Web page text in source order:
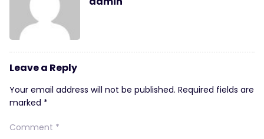
Leave a Reply
Your email address will not be published. Required fields are
marked *
Comment *